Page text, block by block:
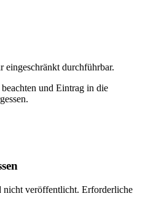
eingeschränkt durchführbar.
und Eintrag in die
veröffentlicht. Erforderliche